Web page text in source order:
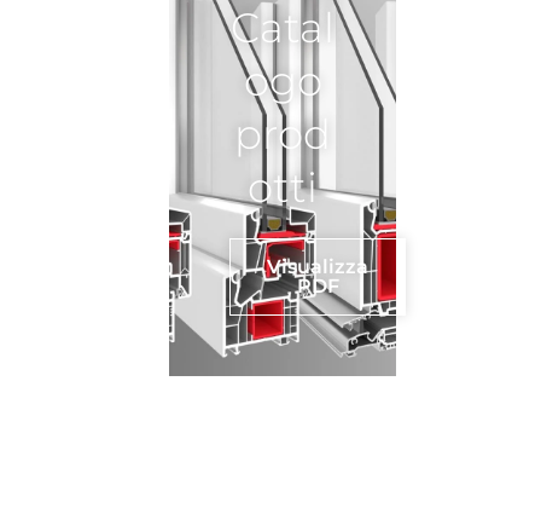
Catal
ogo
prod
otti
Visualizza
PDF